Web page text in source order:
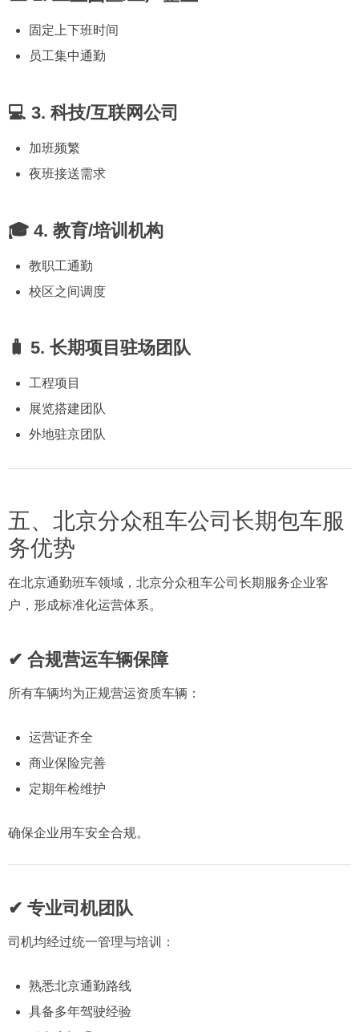
固定上下班时间
员工集中通勤
💻 3. 科技/互联网公司
加班频繁
夜班接送需求
🎓 4. 教育/培训机构
教职工通勤
校区之间调度
🧳 5. 长期项目驻场团队
工程项目
展览搭建团队
外地驻京团队
五、北京分众租车公司长期包车服
务优势
在北京通勤班车领域，北京分众租车公司长期服务企业客
户，形成标准化运营体系。
✔ 合规营运车辆保障
所有车辆均为正规营运资质车辆：
运营证齐全
商业保险完善
定期年检维护
确保企业用车安全合规。
✔ 专业司机团队
司机均经过统一管理与培训：
熟悉北京通勤路线
具备多年驾驶经验